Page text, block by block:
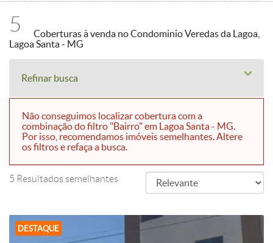
5
Coberturas à venda no Condominio Veredas da Lagoa,
Lagoa Santa - MG
Refinar busca
Não conseguimos localizar cobertura com a
combinação do filtro "Bairro" em Lagoa Santa - MG.
Por isso, recomendamos imóveis semelhantes. Altere
os filtros e refaça a busca.
5 Resultados semelhantes
DESTAQUE